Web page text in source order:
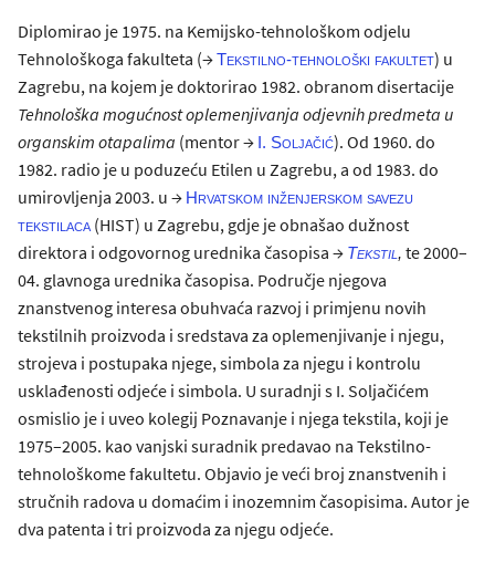
Diplomirao je 1975. na Kemijsko-tehnološkom odjelu
Tehnološkoga fakulteta (→Tekstilno-tehnološki fakultet) u
Zagrebu, na kojem je doktorirao 1982. obranom disertacije
Tehnološka mogućnost oplemenjivanja odjevnih predmeta u
organskim otapalima (mentor → I. Soljačić). Od 1960. do
1982. radio je u poduzeću Etilen u Zagrebu, a od 1983. do
umirovljenja 2003. u → Hrvatskom inženjerskom savezu
tekstilaca (HIST) u Zagrebu, gdje je obnašao dužnost
direktora i odgovornog urednika časopisa → Tekstil , te 2000–
04. glavnoga urednika časopisa. Područje njegova
znanstvenog interesa obuhvaća razvoj i primjenu novih
tekstilnih proizvoda i sredstava za oplemenjivanje i njegu,
strojeva i postupaka njege, simbola za njegu i kontrolu
usklađenosti odjeće i simbola. U suradnji s I. Soljačićem
osmislio je i uveo kolegij Poznavanje i njega tekstila, koji je
1975–2005. kao vanjski suradnik predavao na Tekstilno-
tehnološkome fakultetu. Objavio je veći broj znanstvenih i
stručnih radova u domaćim i inozemnim časopisima. Autor je
dva patenta i tri proizvoda za njegu odjeće.